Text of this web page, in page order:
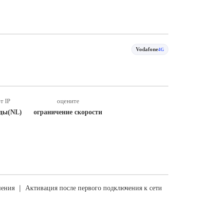
Vodafone4G
IP
оцените
ограничение скорости
｜ Активация после первого подключения к сети